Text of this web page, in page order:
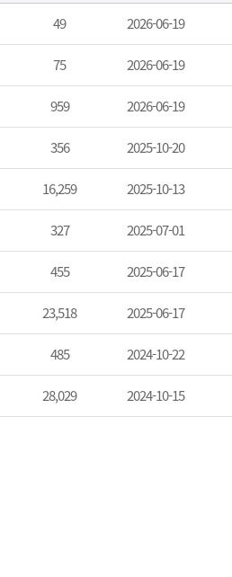
49 2026-06-19
75 2026-06-19
959 2026-06-19
356 2025-10-20
16,259 2025-10-13
327 2025-07-01
455 2025-06-17
23,518 2025-06-17
485 2024-10-22
28,029 2024-10-15